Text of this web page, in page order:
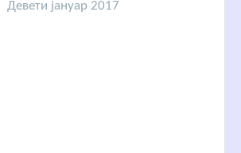
Девети јануар 2017